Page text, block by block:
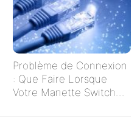
Problème de Connexion
: Que Faire Lorsque
Votre Manette Switch